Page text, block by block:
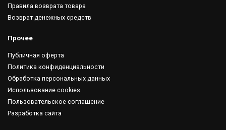
Правила возврата товара
Возврат денежных средств
Прочее
Публичная оферта
Политика конфиденциальности
Обработка персональных данных
Использование cookies
Пользовательское соглашение
Разработка сайта